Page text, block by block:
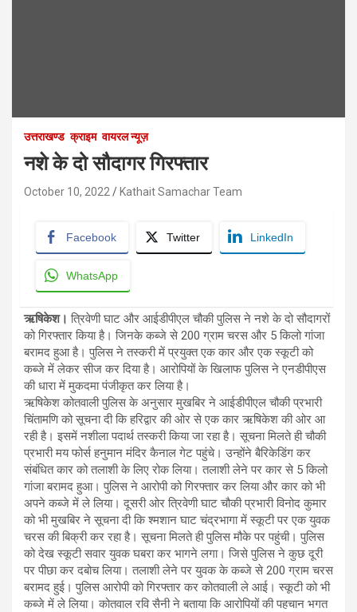
उत्तराखण्ड क्राइम वायरल न्यूज़
नशे के दो सौदागर गिरफ्तार
October 10, 2022 Kathait Samachar Team
Facebook Twitter LinkedIn
WhatsApp
ऋषिकेश। त्रिवेणी घाट और आईडीपीएल चौकी पुलिस ने नशे के दो सौदागरों
को गिरफ्तार किया है। जिनके कब्जे से 200 ग्राम चरस और 5 किलो गांजा
बरामद हुआ है। पुलिस ने तस्करी में प्रयुक्त एक कार और एक स्कूटी को
कब्जे में लेकर सीज कर दिया है। आरोपियों के खिलाफ पुलिस ने एनडीपीएस
की धारा में मुकदमा पंजीकृत कर लिया है।
ऋषिकेश कोतवाली पुलिस के अनुसार मुखबिर ने आईडीपीएल चौकी प्रभारी
चिंतामणि को सूचना दी कि हरिद्वार की ओर से एक कार ऋषिकेश की ओर आ
रही है। इसमें नशीला पदार्थ तस्करी किया जा रहा है। सूचना मिलते ही चौकी
प्रभारी मय फोर्स हनुमान मंदिर कैनाल गेट पहुंचे। उन्होंने बैरिकेडिंग कर
संबंधित कार को तलाशी के लिए रोक लिया। तलाशी लेने पर कार से 5 किलो
गांजा बरामद हुआ। पुलिस ने आरोपी को गिरफ्तार कर लिया और कार को भी
अपने कब्जे में ले लिया। दूसरी ओर त्रिवेणी घाट चौकी प्रभारी विनोद कुमार
को भी मुखबिर ने सूचना दी कि श्मशान घाट चंद्रभागा में स्कूटी पर एक युवक
चरस की बिक्री कर रहा है। सूचना मिलते ही पुलिस मौके पर पहुंची। पुलिस
को देख स्कूटी सवार युवक घबरा कर भागने लगा। जिसे पुलिस ने कुछ दूरी
पर पीछा कर दबोच लिया। तलाशी लेने पर युवक के कब्जे से 200 ग्राम चरस
बरामद हुई। पुलिस आरोपी को गिरफ्तार कर कोतवाली ले आई। स्कूटी को भी
कब्जे में ले लिया। कोतवाल रवि सैनी ने बताया कि आरोपियों की पहचान भगत